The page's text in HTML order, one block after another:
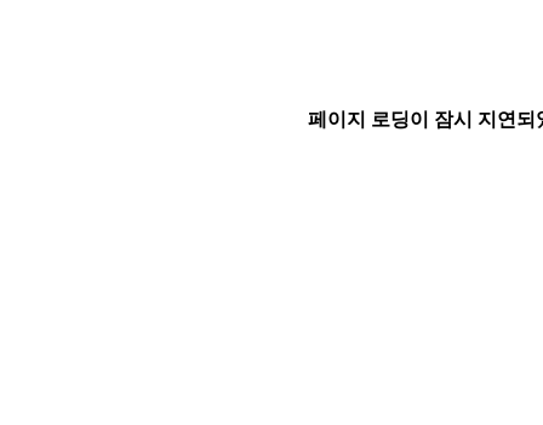
페이지 로딩이 잠시 지연